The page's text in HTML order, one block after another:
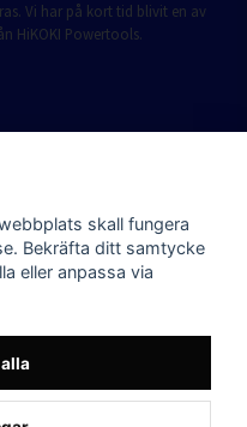
Vi har på kort tid blivit en av
HiKOKI Powertools.
skall fungera
Bekräfta ditt samtycke
eller anpassa via